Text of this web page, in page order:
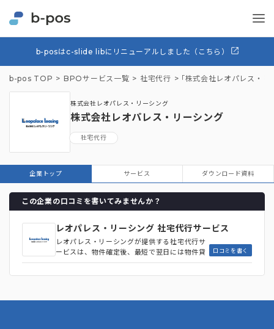
b-posはc-slide libにリニューアルしました（こちら）
b-pos TOP BPOサービス一覧 社宅代行 「株式会社レオパレス・
株式会社レオパレス・リーシング
株式会社レオパレス・リーシング
社宅代行
企業トップ サービス ダウンロード資料
この企業の口コミを書いてみませんか？
レオパレス・リーシング 社宅代行サービス
レオパレス・リーシングが提供する社宅代行サ
ービスは、物件確定後、最短で翌日には物件貸
主・管理会社に入金することが可能な迅速性に
口コミを書く